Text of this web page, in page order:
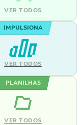
VER TODOS
IMPULSIONA
VER TODOS
PLANILHAS
VER TODOS